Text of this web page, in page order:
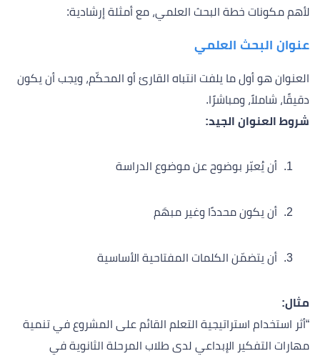
لأهم مكونات خطة البحث العلمي، مع أمثلة إرشادية:
عنوان البحث العلمي
العنوان هو أول ما يلفت انتباه القارئ أو المحكّم، ويجب أن يكون
دقيقًا، شاملاً، ومباشرًا.
شروط العنوان الجيد:
أن يُعبّر بوضوح عن موضوع الدراسة
أن يكون محددًا وغير مبهَم
أن يتضمّن الكلمات المفتاحية الأساسية
مثال:
“أثر استخدام استراتيجية التعلم القائم على المشروع في تنمية
مهارات التفكير الإبداعي لدى طلاب المرحلة الثانوية في